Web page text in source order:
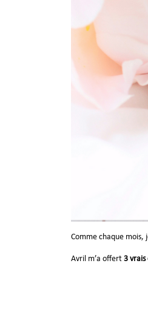
Comme chaque mois,
Avril m’a offert 3 vrais